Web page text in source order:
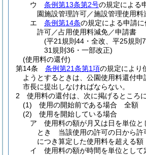
ウ
条例第13条第2号の規定による
園施設管理許可／施設管理使用料
エ
条例第14条の規定による申請
許可／占用使用料減免／申請書
(平21規則44・全改、平25規則
31規則36・一部改正)
(使用料の還付)
第14条
条例第21条第1項の規定により
ようとするときは、公園使用料還付申
市長に提出しなければならない。
2
使用料の還付は、次に掲げるところに
(1)
使用の開始前である場合 全額
(2)
使用を開始している場合
ア
使用料の額が月又は日を単位と
とき 当該使用の許可の日から許
につき算定した使用料を超える額
イ
使用料の額が時間を単位として